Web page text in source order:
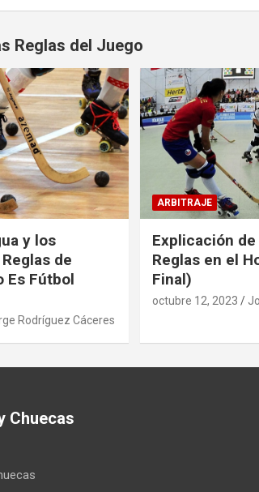
Reglas del Juego
y los
de
Es Fútbol
Rodríguez Cáceres
ARBITRAJE
Explicación
Reglas en el
Final)
octubre 12, 2023
Chuecas